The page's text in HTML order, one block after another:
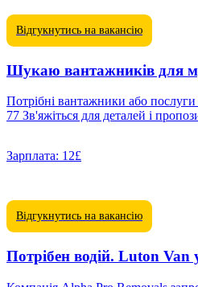
Відгукнутись на вакансію
Шукаю вантажників для
Потрібні вантажники або послуги мувінгу Дата переїзду: 27
77 Зв'яжіться для деталей і
Зарплата: 12£
Відгукнутись на вакансію
Потрібен водій. Luton Van